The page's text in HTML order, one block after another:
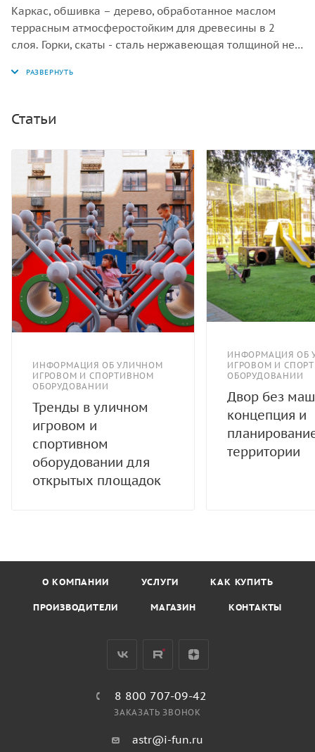
Каркас, обшивка – дерево, обработанное маслом
террасным атмосферостойким для древесины в 2
слоя. Горки, скаты - сталь нержавеющая толщиной не
швов.
Статьи
ИНФОРМАЦИЯ ОБ УЛИЧНОМ
ИГРОВОМ И СПОРТИВНОМ
ОБОРУДОВАНИИ
Тренды в уличном
игровом и
спортивном
оборудовании для
открытых площадок
ИНФОРМАЦИЯ ОБ
ИГРОВОМ И
ОБОРУДОВАНИИ
Двор без
концепция и
территории
О КОМПАНИИ УСЛУГИ КАК КУПИТЬ
ПРОИЗВОДИТЕЛИ МАГАЗИН КОНТАКТЫ
8 800 707-09-42
ЗАКАЗАТЬ ЗВОНОК
astr@i-fun.ru